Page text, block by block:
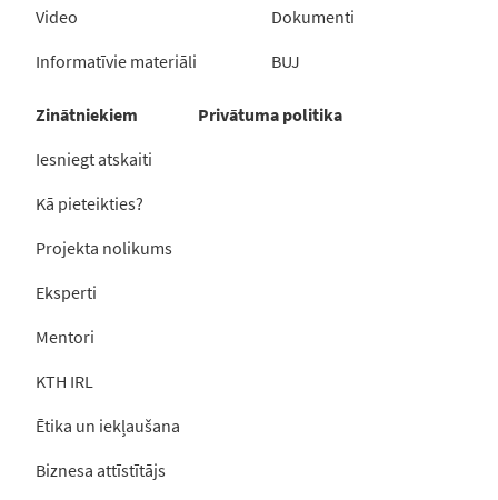
Video
Informatīvie materiāli
Dokumenti
BUJ
Zinātniekiem
Iesniegt atskaiti
Kā pieteikties?
Projekta nolikums
Eksperti
Mentori
KTH IRL
Ētika un iekļaušana
Biznesa attīstītājs
Privātuma politika